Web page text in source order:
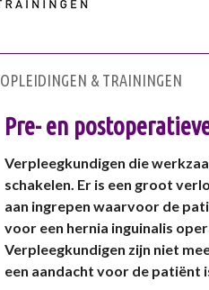
OPLEIDINGEN & TRAININGEN
Pre- en
Verpleegkundigen die
schakelen. Er is een groot
aan ingrepen waarvoor de
voor een hernia inguinalis
Verpleegkundigen zijn niet
een aandacht voor de patiënt